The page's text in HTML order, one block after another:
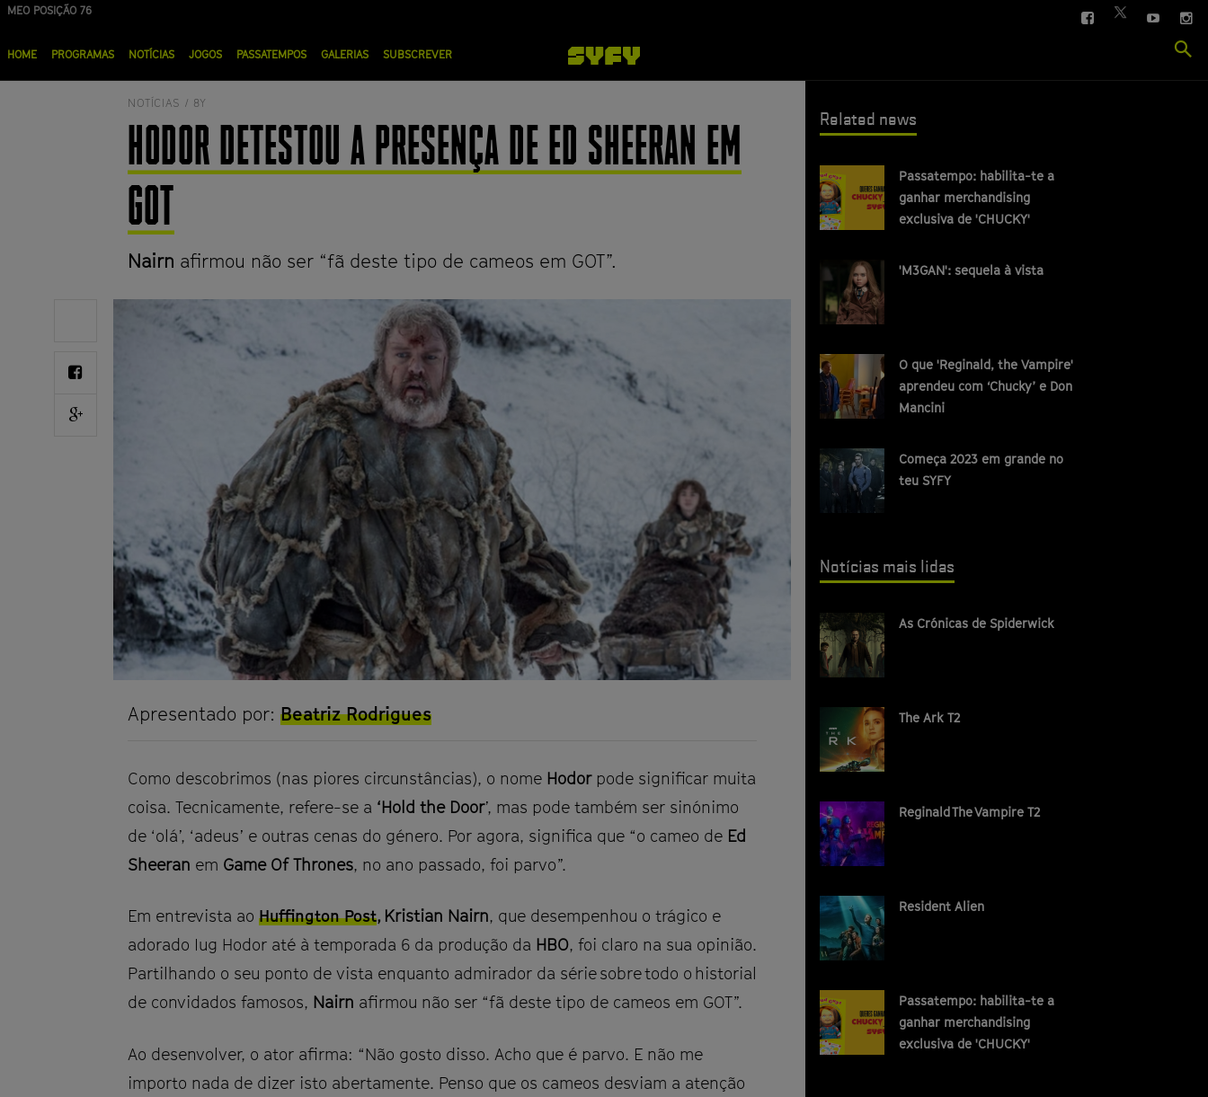
Passar
NOS POSIÇÃO 90 FACEBOOK
TWITTER
YOUTUBE
principal
HOME PROGRAMAS NOTÍCIAS JOGOS PASSATEMPOS GALERIAS SUBSCREVER
NOTÍCIAS / 8Y
HODOR DETESTOU A PRESENÇA DE ED SHEERAN EM
GOT
Nairn afirmou não ser “fã deste tipo de cameos em GOT”.
Share
Facebook
Share
Apresentado por: Beatriz Rodrigues
Como descobrimos (nas piores circunstâncias), o nome Hodorpode significar muita
coisa. Tecnicamente, refere-se a ‘Hold the Door’, mas pode também ser sinónimo
de ‘olá’, ‘adeus’ e outras cenas do género. Por agora, significa que “o cameo de Ed
Sheeran em Game Of Thrones, no ano passado, foi parvo”.
Em entrevista ao Huffington Post, Kristian Nairn, que desempenhou o trágico e
adorado Iug Hodor até à temporada 6 da produção da HBO, foi claro na sua opinião.
Partilhando o seu ponto de vista enquanto admirador da série sobre todo o historial
de convidados famosos, Nairn afirmou não ser “fã deste tipo de cameos em GOT”.
Ao desenvolver, o ator afirma: “Não gosto disso. Acho que é parvo. E não me
importo nada de dizer isto abertamente. Penso que os cameos desviam a atenção
Related news
Passatempo: habilita-te a
ganhar merchandising
exclusiva de 'CHUCKY'
'M3GAN': sequela à vista
O que 'Reginald, the Vampire'
aprendeu com ‘Chucky’ e Don
Mancini
Começa 2023 em grande no
teu SYFY
Notícias mais lidas
As Crónicas de Spiderwick
The Ark T2
Reginald The Vampire T2
Resident Alien
Passatempo: habilita-te a
ganhar merchandising
exclusiva de 'CHUCKY'